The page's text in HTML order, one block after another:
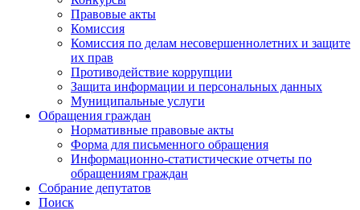
Правовые акты
Комиссия
Комиссия по делам несовершеннолетних и защите
их прав
Противодействие коррупции
Защита информации и персональных данных
Муниципальные услуги
Обращения граждан
Нормативные правовые акты
Форма для письменного обращения
Информационно-статистические отчеты по
обращениям граждан
Собрание депутатов
Поиск